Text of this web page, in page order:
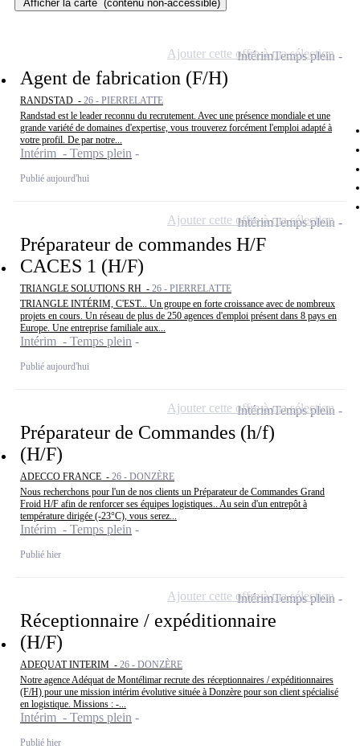
Afficher la carte (contenu non-accessible)
Agent de fabrication (F/H)
RANDSTAD - 26 - PIERRELATTE
Randstad est le leader reconnu du recrutement. Avec une présence mondiale et une
grande variété de domaines d'expertise, vous trouverez forcément l'emploi adapté à
votre profil. De par notre...
Intérim - Temps plein
Publié aujourd'hui
IntérimTemps plein
Ajouter cette offre à ma sélection
Préparateur de commandes H/F
CACES 1 (H/F)
TRIANGLE SOLUTIONS RH - 26 - PIERRELATTE
TRIANGLE INTÉRIM, C'EST... Un groupe en forte croissance avec de nombreux
projets en cours. Un réseau de plus de 250 agences d'emploi présent dans 8 pays en
Europe. Une entreprise familiale aux...
Intérim - Temps plein
Publié aujourd'hui
IntérimTemps plein
Ajouter cette offre à ma sélection
Préparateur de Commandes (h/f)
(H/F)
ADECCO FRANCE - 26 - DONZÈRE
Nous recherchons pour l'un de nos clients un Préparateur de Commandes Grand
Froid H/F afin de renforcer ses équipes logistiques.. Au sein d'un entrepôt à
température dirigée (-23°C), vous serez...
Intérim - Temps plein
Publié hier
IntérimTemps plein
Ajouter cette offre à ma sélection
Réceptionnaire / expéditionnaire
(H/F)
ADEQUAT INTERIM - 26 - DONZÈRE
Notre agence Adéquat de Montélimar recrute des réceptionnaires / expéditionnaires
(F/H) pour une mission intérim évolutive située à Donzère pour son client spécialisé
en logistique. Missions : -...
Intérim - Temps plein
Publié hier
IntérimTemps plein
Ajouter cette offre à ma sélection